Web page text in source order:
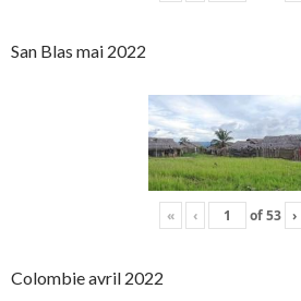
San Blas mai 2022
« ‹ of53 ›
Colombie avril 2022